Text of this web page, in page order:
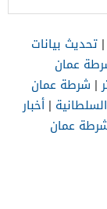
| تحديث بيانات
عمان
| شرطة عمان
| أخبار
عمان